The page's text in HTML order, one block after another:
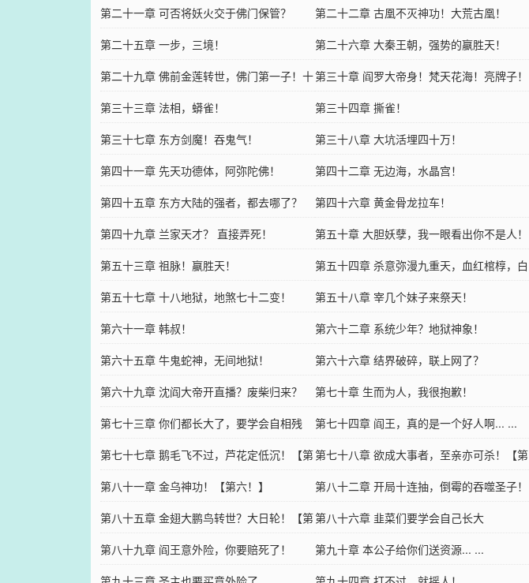
第二十一章 可否将妖火交于佛门保管？
第二十二章 古凰不灭神功！大荒古凰！
第二十五章 一步，三境！
第二十六章 大秦王朝，强势的嬴胜天！
第二十九章 佛前金莲转世，佛门第一子！十
二境之上！
第三十章 阎罗大帝身！梵天花海！亮牌子！
第三十三章 法相，蟒雀！
第三十四章 撕雀！
第三十七章 东方剑魔！吞鬼气！
第三十八章 大坑活埋四十万！
第四十一章 先天功德体，阿弥陀佛！
第四十二章 无边海，水晶宫！
第四十五章 东方大陆的强者，都去哪了？ 第四十六章 黄金骨龙拉车！
第四十九章 兰家天才？ 直接弄死！ 第五十章 大胆妖孽，我一眼看出你不是人！
第五十三章 祖脉！嬴胜天！
第五十四章 杀意弥漫九重天，血红棺椁，白
起！
第五十七章 十八地狱，地煞七十二变！
第五十八章 宰几个妹子来祭天！
第六十一章 韩叔！ 第六十二章 系统少年？地狱神象！
第六十五章 牛鬼蛇神，无间地狱！
第六十六章 结界破碎，联上网了？
第六十九章 沈阎大帝开直播？废柴归来？
第七十章 生而为人，我很抱歉！
第七十三章 你们都长大了，要学会自相残
杀... ...
第七十四章 阎王，真的是一个好人啊... ...
第七十七章 鹅毛飞不过，芦花定低沉！【第
二！】
第七十八章 欲成大事者，至亲亦可杀！【第
三！】
第八十一章 金乌神功！【第六！】
第八十二章 开局十连抽，倒霉的吞噬圣子！
【第七！】
第八十五章 金翅大鹏鸟转世？大日轮！【第
十！】
第八十六章 韭菜们要学会自己长大
第八十九章 阎王意外险，你要赔死了！
第九十章 本公子给你们送资源... ...